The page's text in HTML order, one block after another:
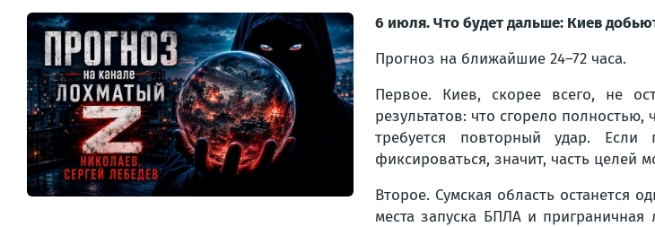
6 июля. Что будет дальше: Киев
Прогноз на ближайшие 24–72 часа.
Первое. Киев, скорее всего, не
результатов: что сгорело
требуется повторный удар.
фиксироваться, значит, часть целей
Второе. Сумская область останется
места запуска БПЛА и